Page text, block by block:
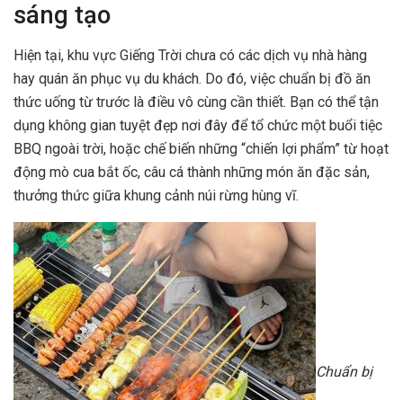
sáng tạo
Hiện tại, khu vực Giếng Trời chưa có các dịch vụ nhà hàng
hay quán ăn phục vụ du khách. Do đó, việc chuẩn bị đồ ăn
thức uống từ trước là điều vô cùng cần thiết. Bạn có thể tận
dụng không gian tuyệt đẹp nơi đây để tổ chức một buổi tiệc
BBQ ngoài trời, hoặc chế biến những “chiến lợi phẩm” từ hoạt
động mò cua bắt ốc, câu cá thành những món ăn đặc sản,
thưởng thức giữa khung cảnh núi rừng hùng vĩ.
Chuẩn bị